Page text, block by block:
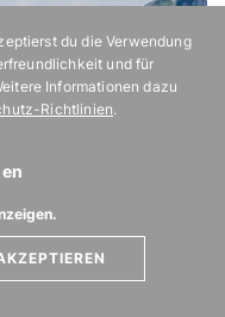
du die Verwendung
und für
Informationen dazu
Richtlinien.